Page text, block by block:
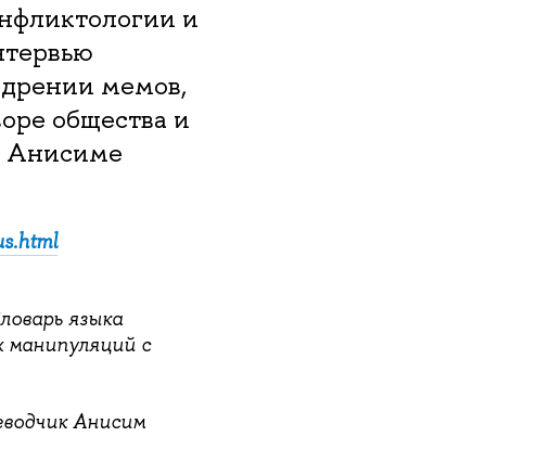
и
мемов,
общества и
Анисиме
языка
манипуляций с
Анисим